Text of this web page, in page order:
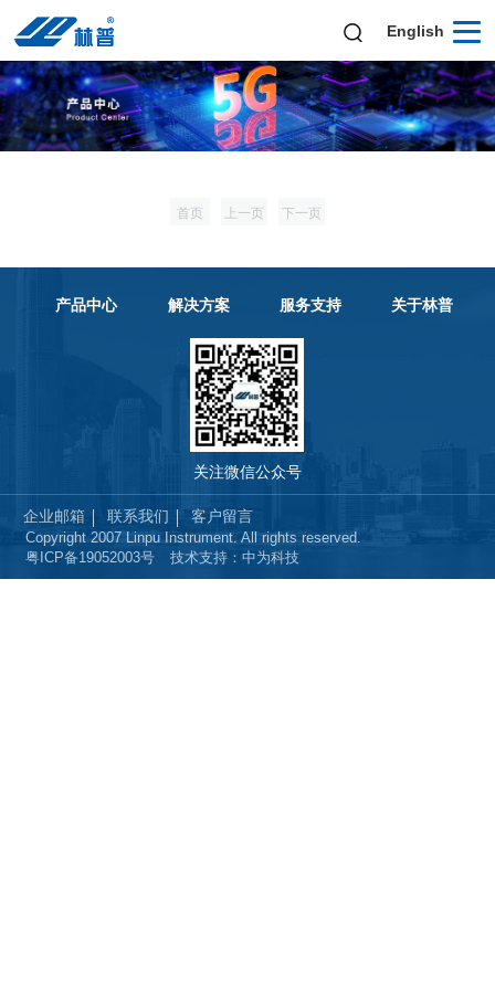
English
首页 上一页 下一页
产品中心 解决方案 服务支持 关于林普
关注微信公众号
企业邮箱 联系我们 客户留言
Copyright 2007 Linpu Instrument. All rights reserved.
粤ICP备19052003号
技术支持：中为科技